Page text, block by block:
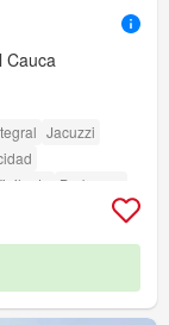
Cauca
Jacuzzi
Barbecue